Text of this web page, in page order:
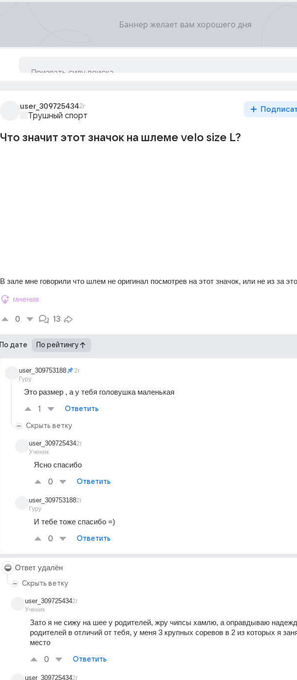
user_3097254342г
Трушный спорт
Что значит этот значок на шлеме velo size L?
В зале мне говорили что шлем не оригинал посмотрев на этот значок, или не из за
мнения
0 13
По дате По рейтингу
user_309753188
Гуру
2г
Это размер , а у тебя головушка маленькая
1 Ответить
Скрыть ветку
user_309725434
Ученик
2г
Ясно спасибо
0 Ответить
user_309753188
Гуру
2г
И тебе тоже спасибо =)
0 Ответить
Ответ удалён
Скрыть ветку
user_309725434
Ученик
2г
Зато я не сижу на шее у родителей, жру чипсы хамлю, а оправдываю
родителей в отличий от тебя, у меня 3 крупных соревов в 2 из которых я
место
0 Ответить
user_3097254342г